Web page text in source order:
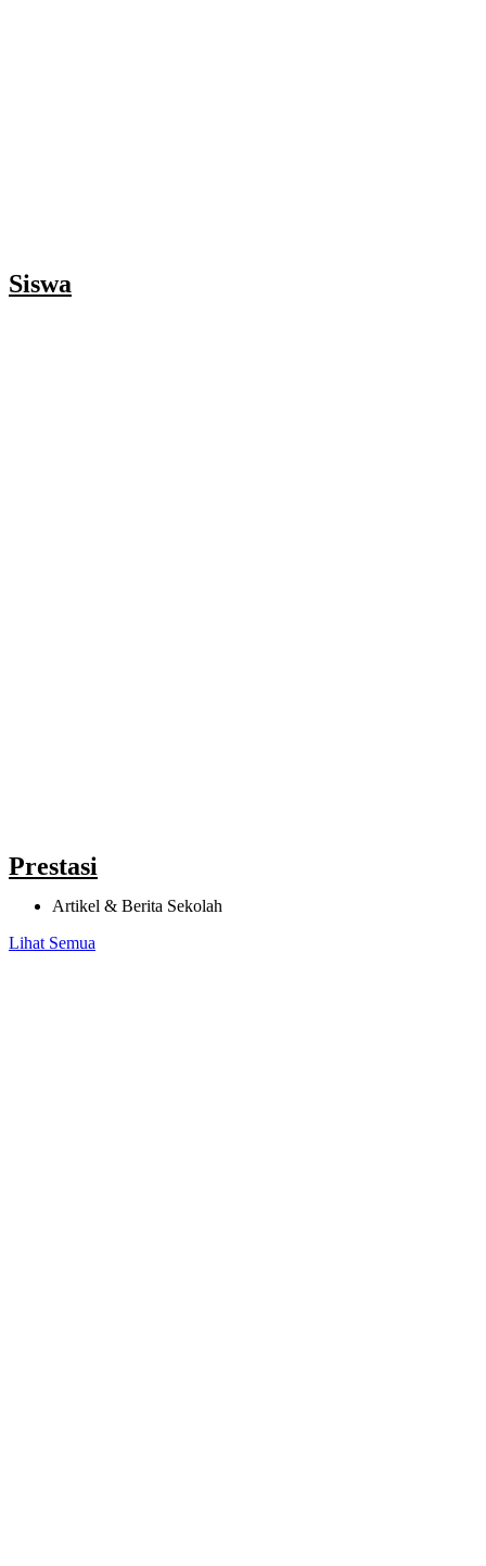
Siswa
Prestasi
Artikel & Berita Sekolah
Lihat Semua